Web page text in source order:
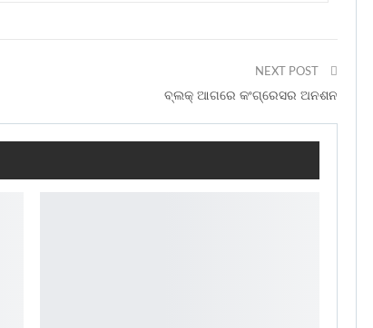
NEXT POST
ବ୍ଲକ୍ ଆଗରେ କଂଗ୍ରେସର ଅନଶନ